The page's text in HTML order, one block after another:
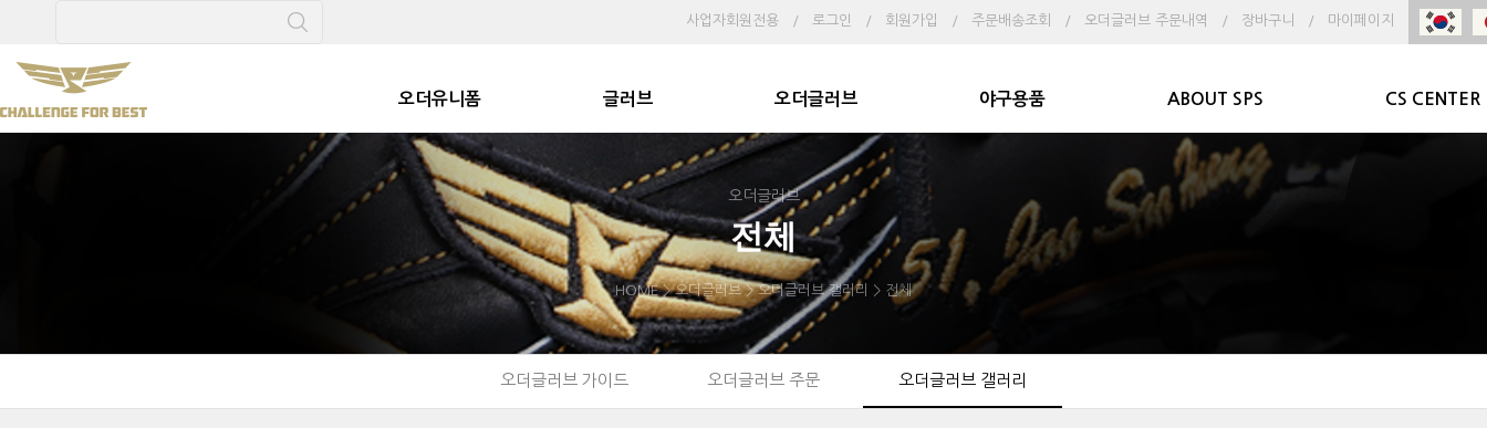
바
로
가
으
로
바
사업자회원전용 / 로그인 / 회원가입 / 주문배송조회 / 오더글러브 주문내역 / 장바구니 / 마이페이지
오더유니폼 글러브 오더글러브 야구용품 ABOUT SPS CS CENTER
오더글러브
전체
HOME > 오더글러브 > 오더글러브 갤러리 > 전체
오더글러브 가이드 오더글러브 주문 오더글러브 갤러리